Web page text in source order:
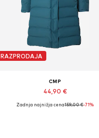
RAZPRODAJA
CMP
44,90 €
Razpoložljive velikosti: XS Normalne
Zadnja najnižja cena159,00 €-71%